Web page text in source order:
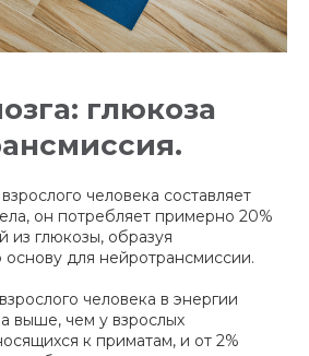
глюкоза
человека составляет
он потребляет примерно 20%
из глюкозы, образуя
для нейротрансмиссии.
человека в энергии
выше, чем у взрослых
к приматам, и от 2%